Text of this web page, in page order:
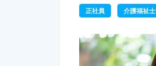
正社員 介護福祉士